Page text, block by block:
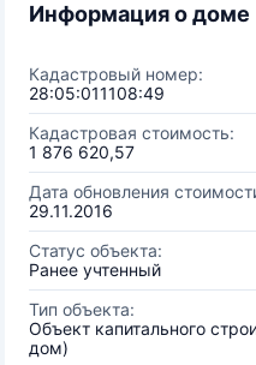
Информация о доме
Кадастровый номер:
28:05:011108:49
Кадастровая стоимость:
1 876 620,57
Дата обновления
29.11.2016
Статус объекта:
Ранее учтенный
Тип объекта:
Объект капитального
дом)